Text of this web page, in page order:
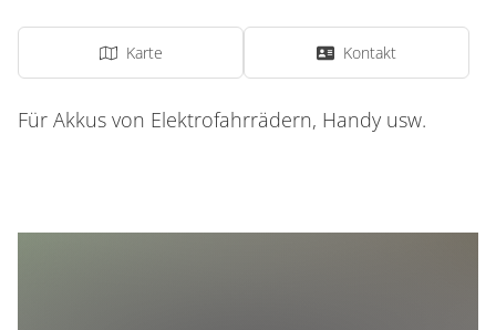
Karte Kontakt
Für Akkus von Elektrofahrrädern, Handy usw.